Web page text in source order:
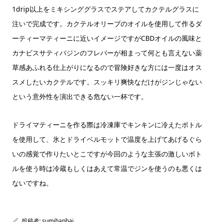
1drip以上をミキシンググラスでステアしてカクテルグラスに
注いで完成です。カクテルオリーブのオイルを使用して作るダ
ーティーマティーニに近いイメージですがCBDオイルの風味と
カナビスサティバジンのフレバーが相まって何とも言えない薬
草感あふれる仕上がりになるので冒険好きな方には一度はオス
スメしたいカクテルです。スッキリ爽快なだけがジンじゃない
という意外性を演出できる危ない一杯です。
ドライマティーニを作る際は冷凍庫でキンキンに冷えたボトル
を使用して、氷とドライベルモットで温度を上げてあげるぐら
いの感覚で作りたいとこですが今回のような主張の激しいボト
ルを使う時は冷蔵もしくはあえて常温でジンを使うのも悪くは
ないですね。